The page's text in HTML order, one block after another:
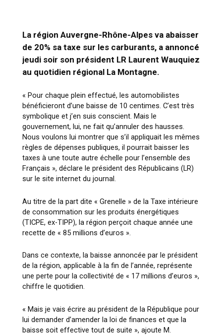
La région Auvergne-Rhône-Alpes va abaisser
de 20% sa taxe sur les carburants, a annoncé
jeudi soir son président LR Laurent Wauquiez
au quotidien régional La Montagne.
« Pour chaque plein effectué, les automobilistes
bénéficieront d’une baisse de 10 centimes. C’est très
symbolique et j’en suis conscient. Mais le
gouvernement, lui, ne fait qu’annuler des hausses.
Nous voulons lui montrer que s’il appliquait les mêmes
règles de dépenses publiques, il pourrait baisser les
taxes à une toute autre échelle pour l’ensemble des
Français », déclare le président des Républicains (LR)
sur le site internet du journal.
Au titre de la part dite « Grenelle » de la Taxe intérieure
de consommation sur les produits énergétiques
(TICPE, ex-TIPP), la région perçoit chaque année une
recette de « 85 millions d’euros ».
Dans ce contexte, la baisse annoncée par le président
de la région, applicable à la fin de l’année, représente
une perte pour la collectivité de « 17 millions d’euros »,
chiffre le quotidien.
« Mais je vais écrire au président de la République pour
lui demander d’amender la loi de finances et que la
baisse soit effective tout de suite », ajoute M.